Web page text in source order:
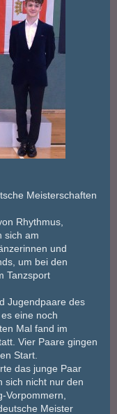
Meisterschaften
Rhythmus,
sich am
und
um bei den
Tanzsport
Jugendpaare des
eine noch
Mal fand im
Vier Paare gingen
Start.
das junge Paar
sich nicht nur den
Vorpommern,
Meister